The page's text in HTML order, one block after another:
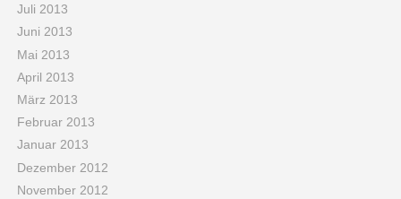
Juli 2013
Juni 2013
Mai 2013
April 2013
März 2013
Februar 2013
Januar 2013
Dezember 2012
November 2012